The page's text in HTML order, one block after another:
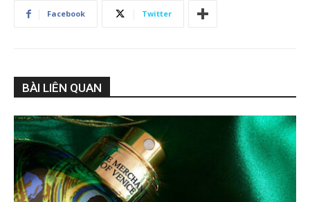
Facebook Twitter
BÀI LIÊN QUAN